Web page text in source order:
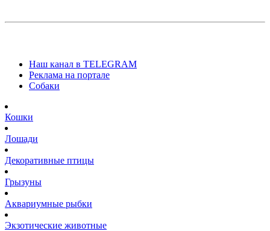
Наш канал в TELEGRAM
Реклама на портале
Собаки
Кошки
Лошади
Декоративные птицы
Грызуны
Аквариумные рыбки
Экзотические животные